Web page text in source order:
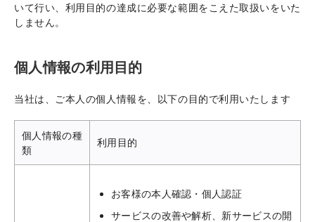
いて行い、利用目的の達成に必要な範囲をこえた取扱いをいた
しません。
個人情報の利用目的
当社は、ご本人の個人情報を、以下の目的で利用いたします
個人情報の種
類
利用目的
お客様の本人確認・個人認証
サービスの改善や解析、新サービスの開